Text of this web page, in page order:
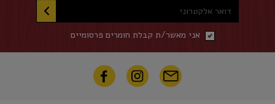
דואר אלקטרוני
אני מאשר/ת קבלת חומרים פרסומיים